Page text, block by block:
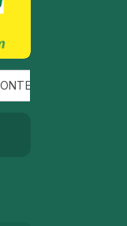
FOI UM